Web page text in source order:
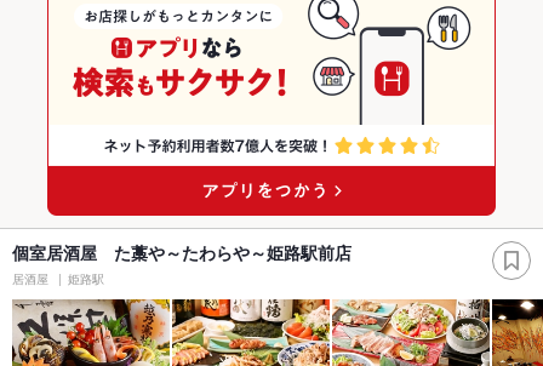
個室居酒屋 た藁や～たわらや～姫路駅前店
居酒屋 姫路駅